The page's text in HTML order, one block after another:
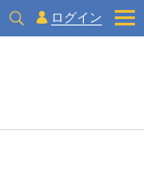
ログイン